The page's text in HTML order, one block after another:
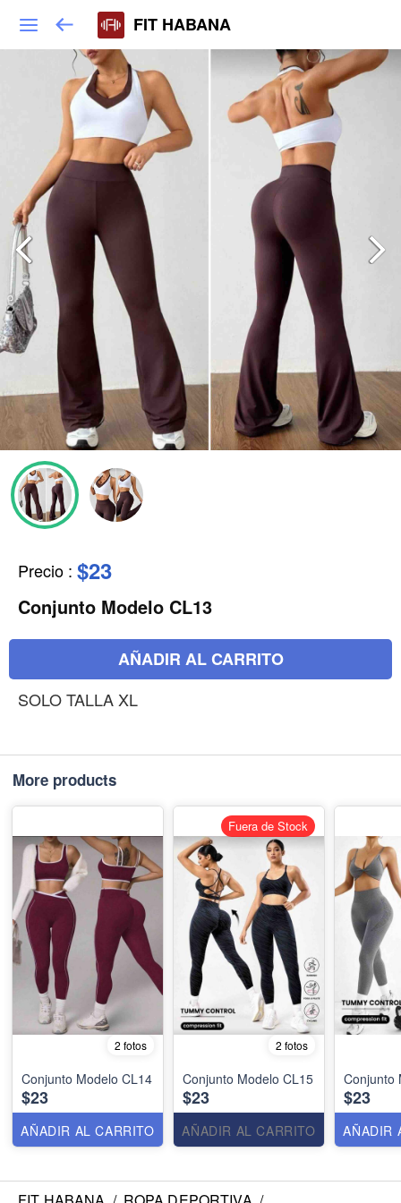
FIT HABANA
Precio : $23
Conjunto Modelo CL13
AÑADIR AL CARRITO
SOLO TALLA XL
More products
2 fotos
Conjunto Modelo CL14
$23
AÑADIR AL CARRITO
2 fotos
Conjunto Modelo CL15
$23
AÑADIR AL CARRITO
Fuera de Stock
Conjunto
$23
AÑADIR